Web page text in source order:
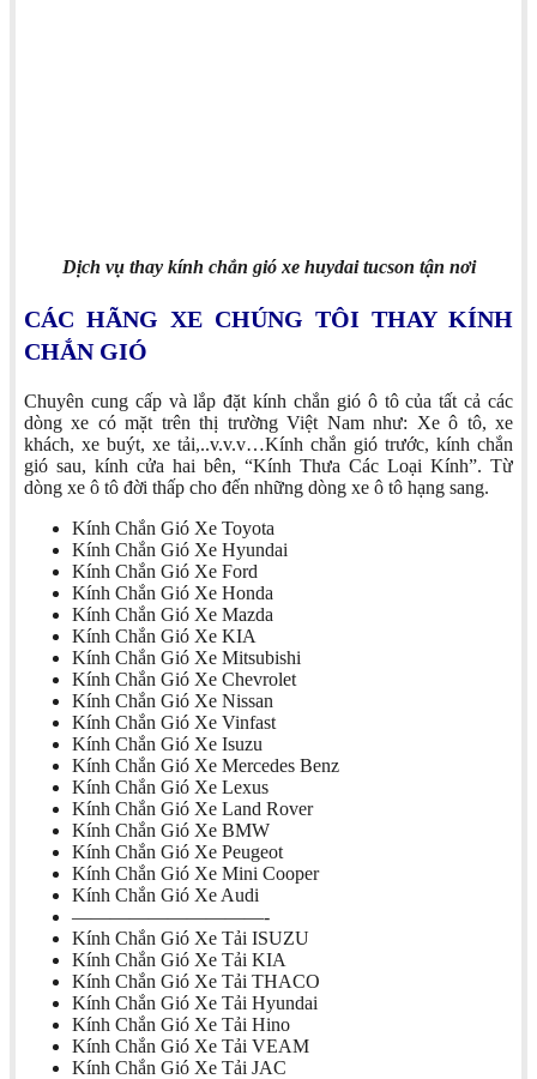
Dịch vụ thay kính chắn gió xe huydai tucson tận nơi
CÁC HÃNG XE CHÚNG TÔI THAY KÍNH
CHẮN GIÓ
Chuyên cung cấp và lắp đặt kính chắn gió ô tô của tất cả các
dòng xe có mặt trên thị trường Việt Nam như: Xe ô tô, xe
khách, xe buýt, xe tải,..v.v.v…Kính chắn gió trước, kính chắn
gió sau, kính cửa hai bên, “Kính Thưa Các Loại Kính”. Từ
dòng xe ô tô đời thấp cho đến những dòng xe ô tô hạng sang.
Kính Chắn Gió Xe Toyota
Kính Chắn Gió Xe Hyundai
Kính Chắn Gió Xe Ford
Kính Chắn Gió Xe Honda
Kính Chắn Gió Xe Mazda
Kính Chắn Gió Xe KIA
Kính Chắn Gió Xe Mitsubishi
Kính Chắn Gió Xe Chevrolet
Kính Chắn Gió Xe Nissan
Kính Chắn Gió Xe Vinfast
Kính Chắn Gió Xe Isuzu
Kính Chắn Gió Xe Mercedes Benz
Kính Chắn Gió Xe Lexus
Kính Chắn Gió Xe Land Rover
Kính Chắn Gió Xe BMW
Kính Chắn Gió Xe Peugeot
Kính Chắn Gió Xe Mini Cooper
Kính Chắn Gió Xe Audi
——————————-
Kính Chắn Gió Xe Tải ISUZU
Kính Chắn Gió Xe Tải KIA
Kính Chắn Gió Xe Tải THACO
Kính Chắn Gió Xe Tải Hyundai
Kính Chắn Gió Xe Tải Hino
Kính Chắn Gió Xe Tải VEAM
Kính Chắn Gió Xe Tải JAC